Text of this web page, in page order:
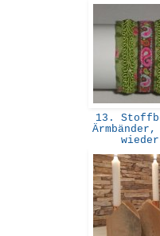
13.
Ärmbänder,